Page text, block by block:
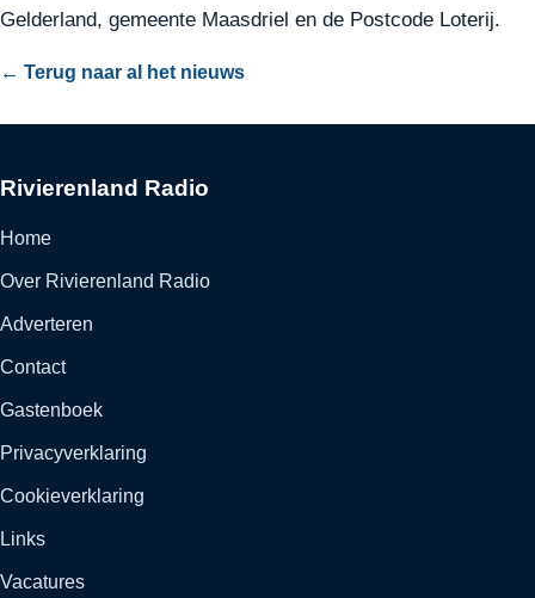
Gelderland, gemeente Maasdriel en de Postcode Loterij.
← Terug naar al het nieuws
Rivierenland Radio
Home
Over Rivierenland Radio
Adverteren
Contact
Gastenboek
Privacyverklaring
Cookieverklaring
Links
Vacatures